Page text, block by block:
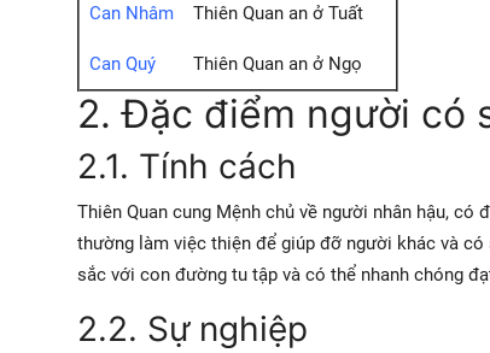
Can Nhâm Thiên Quan an ở Tuất
Can Quý Thiên Quan an ở Ngọ
2. Đặc điểm người có
2.1. Tính cách
Thiên Quan cung Mệnh chủ về người nhân hậu,
thường làm việc thiện để giúp đỡ người khác và
sắc với con đường tu tập và có thể nhanh chóng
2.2. Sự nghiệp